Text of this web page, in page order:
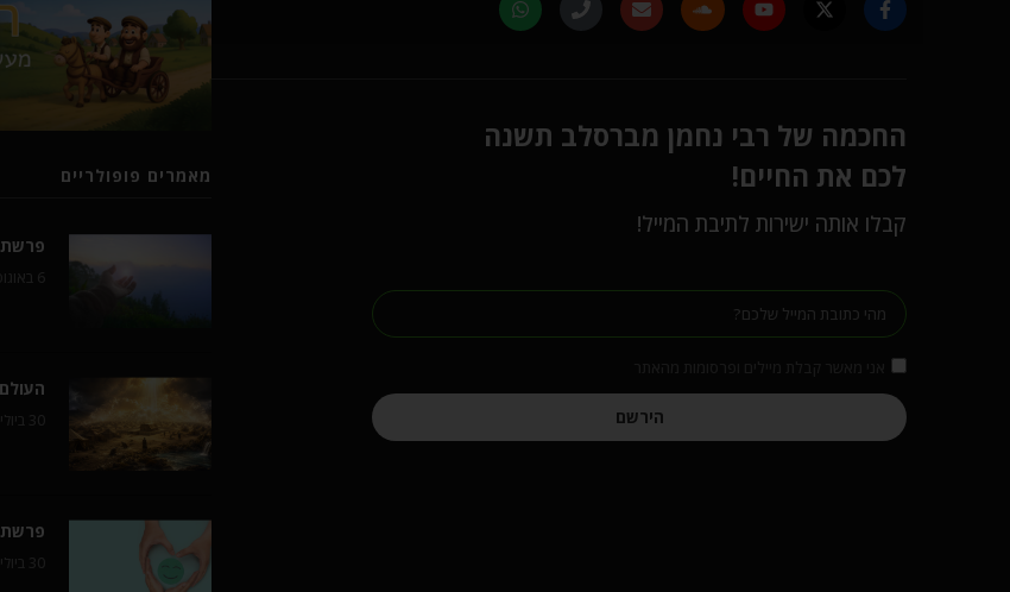
החכמה של רבי נחמן מברסלב תשנה
לכם את החיים!
קבלו אותה ישירות לתיבת המייל!
הירשם
מאמרים פופולריים